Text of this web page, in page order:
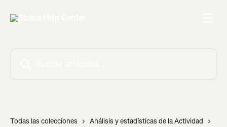
Todas las colecciones
Análisis y estadísticas de la Actividad